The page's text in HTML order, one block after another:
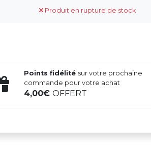
Produit en rupture de stock
Points fidélité sur votre prochaine
commande pour votre achat
4,00OFFERT